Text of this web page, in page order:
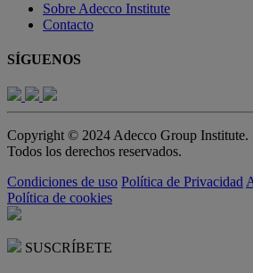
Sobre Adecco Institute
Contacto
SÍGUENOS
Copyright © 2024 Adecco Group Institute.
Todos los derechos reservados.
Condiciones de uso Política de Privacidad
Política de cookies
SUSCRÍBETE